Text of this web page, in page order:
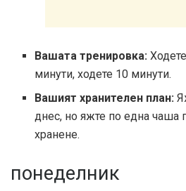
Вашата тренировка:
минути, ходете 10 минути.
Вашият хранителен план:
днес, но яжте по една чаша
хранене.
понеделник